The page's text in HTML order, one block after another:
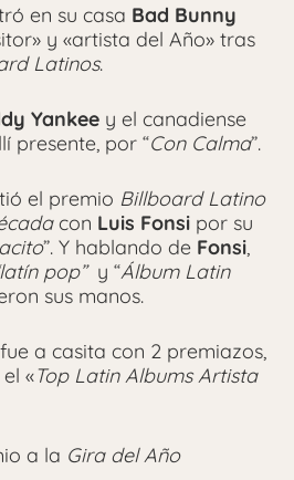
en su casa Bad Bunny
y «artista del Año» tras
Latinos.
Yankee y el canadiense
presente, por “Con Calma”.
el premio Billboard Latino
con Luis Fonsi por su
”. Y hablando de Fonsi,
pop”y “Álbum Latin
sus manos.
a casita con 2 premiazos,
«Top Latin Albums Artista
a la Gira del Año